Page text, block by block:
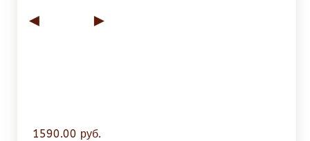
◄ ►
1590.00 руб.